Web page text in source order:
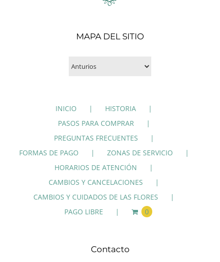
MAPA DEL SITIO
INICIO
HISTORIA
PASOS PARA COMPRAR
PREGUNTAS FRECUENTES
FORMAS DE PAGO
ZONAS DE SERVICIO
HORARIOS DE ATENCIÓN
CAMBIOS Y CANCELACIONES
CAMBIOS Y CUIDADOS DE LAS FLORES
PAGO LIBRE
0
Contacto